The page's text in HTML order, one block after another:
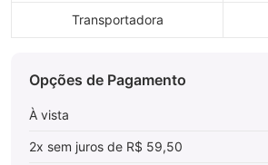
Transportadora
Opções de Pagamento
À vista
2x sem juros de R$ 59,50